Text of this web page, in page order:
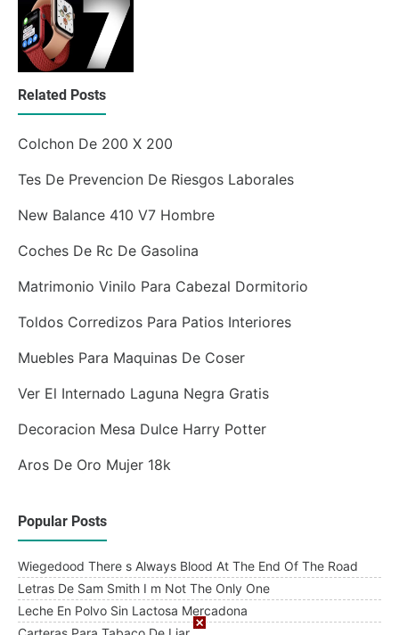
Related Posts
Colchon De 200 X 200
Tes De Prevencion De Riesgos Laborales
New Balance 410 V7 Hombre
Coches De Rc De Gasolina
Matrimonio Vinilo Para Cabezal Dormitorio
Toldos Corredizos Para Patios Interiores
Muebles Para Maquinas De Coser
Ver El Internado Laguna Negra Gratis
Decoracion Mesa Dulce Harry Potter
Aros De Oro Mujer 18k
Popular Posts
Wiegedood There s Always Blood At The End Of The Road
Letras De Sam Smith I m Not The Only One
Leche En Polvo Sin Lactosa Mercadona